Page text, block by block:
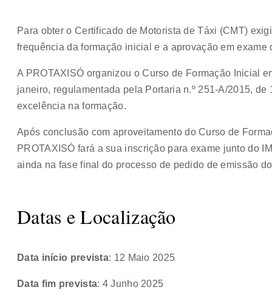
Para obter o Certificado de Motorista de Táxi (CMT)
frequência da formação inicial e a aprovação em exame
A PROTAXISÓ organizou o Curso de Formação Inicial
janeiro, regulamentada pela Portaria n.º 251-A/2015,
excelência na formação.
Após conclusão com aproveitamento do Curso de
PROTAXISÓ fará a sua inscrição para exame junto do
ainda na fase final do processo de pedido de emissão
Datas e Localização
Data início prevista: 12 Maio 2025
Data fim prevista: 4 Junho 2025